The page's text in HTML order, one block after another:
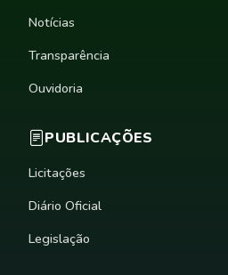
Notícias
Transparência
Ouvidoria
PUBLICAÇÕES
Licitações
Diário Oficial
Legislação